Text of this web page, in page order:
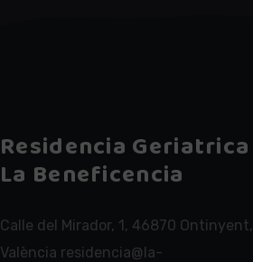
Residencia Geriatrica
La Beneficencia
Calle del Mirador, 1, 46870 Ontinyent,
València residencia@la-